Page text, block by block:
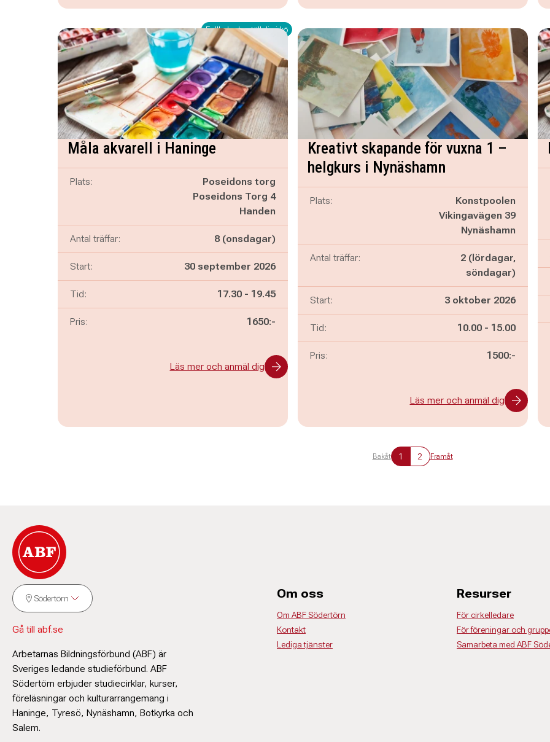
Fullbokad - ställ dig i kö
Måla akvarell i Haninge
Plats:
Poseidons torg
Poseidons Torg 4
Handen
Antal träffar: 8 (onsdagar)
Start: 30 september 2026
Tid: Pågår mellan
17.30 - och
19.45
Pris: 1650:-
Läs mer och anmäl dig
Kreativt skapande för vuxna 1 –
helgkurs i Nynäshamn
Plats:
Konstpoolen
Vikingavägen 39
Nynäshamn
Antal träffar:
2 (lördagar,
söndagar)
Start: 3 oktober 2026
Tid: Pågår mellan
10.00 - och
15.00
Pris: 1500:-
Läs mer och anmäl dig
Bakåt 1 2 Framåt
Södertörn
Gå till abf.se
Arbetarnas Bildningsförbund (ABF) är
Sveriges ledande studieförbund. ABF
Södertörn erbjuder studiecirklar, kurser,
föreläsningar och kulturarrangemang i
Haninge, Tyresö, Nynäshamn, Botkyrka och
Salem.
Om oss
Om ABF Södertörn
Kontakt
Lediga tjänster
Resurser
För cirkelledare
För föreningar och
Samarbeta med ABF